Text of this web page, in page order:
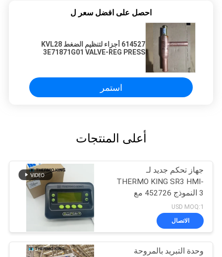
احصل على افضل سعر ل
614527 أجزاء لتنظيم الضغط KVL28
3E71871G01 VALVE-REG PRESS
استمر
أعلى المنتجات
جهاز تحكم جديد لـ
THERMO KING SR3 HMI-
3 النموذج 452726 مع
SR4
USD MOQ:1
الاتصال
وحدة التبريد بالمروحة